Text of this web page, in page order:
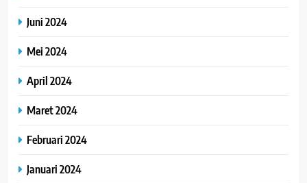
Juni 2024
Mei 2024
April 2024
Maret 2024
Februari 2024
Januari 2024